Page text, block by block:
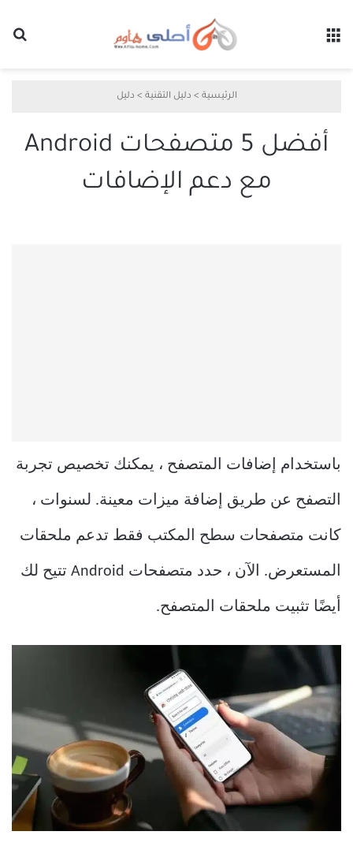
الرئيسية > دليل التقنية > دليل
أفضل 5 متصفحات Android
مع دعم الإضافات
باستخدام إضافات المتصفح ، يمكنك تخصيص تجربة
التصفح عن طريق إضافة ميزات معينة. لسنوات ،
كانت متصفحات سطح المكتب فقط تدعم ملحقات
المستعرض. الآن ، حدد متصفحات Android تتيح لك
أيضًا تثبيت ملحقات المتصفح.